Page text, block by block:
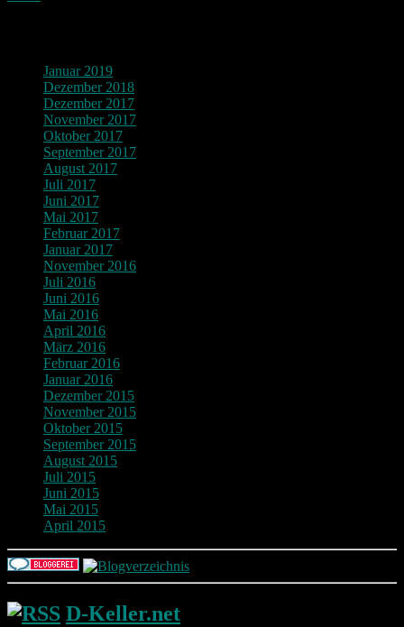
Januar 2019
Dezember 2018
Dezember 2017
November 2017
Oktober 2017
September 2017
August 2017
Juli 2017
Juni 2017
Mai 2017
Februar 2017
Januar 2017
November 2016
Juli 2016
Juni 2016
Mai 2016
April 2016
März 2016
Februar 2016
Januar 2016
Dezember 2015
November 2015
Oktober 2015
September 2015
August 2015
Juli 2015
Juni 2015
Mai 2015
April 2015
D-Keller.net